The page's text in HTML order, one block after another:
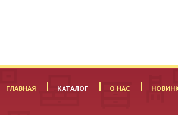
ГЛАВНАЯ КАТАЛОГ О НАС